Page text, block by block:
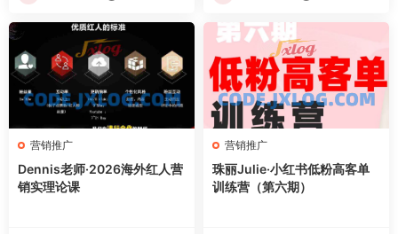
营销推广
Dennis老师·2026海外红人营
销实理论课
营销推广
珠丽Julie·小红书低粉高客单
训练营（第六期）